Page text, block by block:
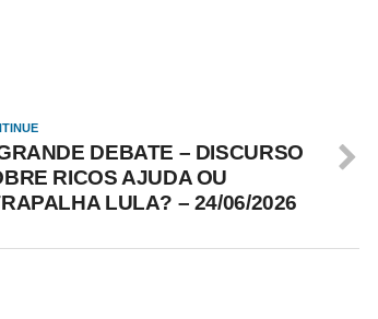
DEBATE – DISCURSO
RICOS AJUDA OU
LULA? – 24/06/2026